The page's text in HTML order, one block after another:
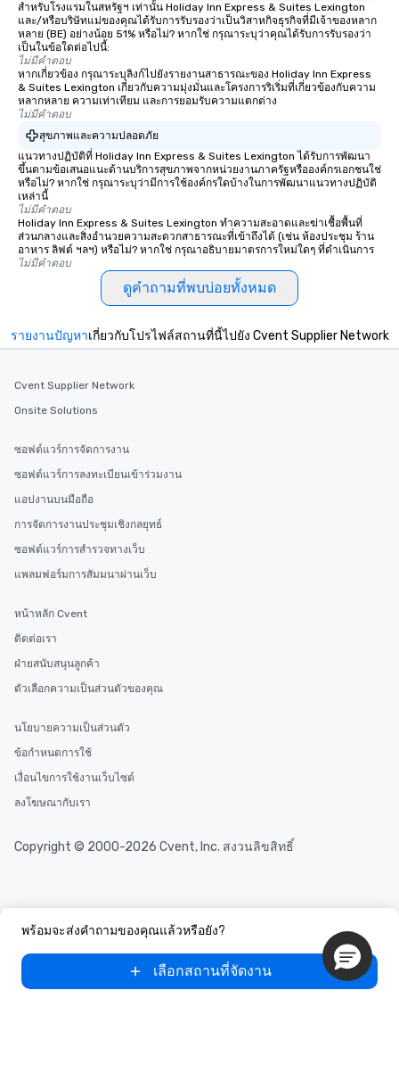
สำหรับโรงแรมในสหรัฐฯ เท่านั้น Holiday Inn Express & Suites Lexington
และ/หรือบริษัทแม่ของคุณได้รับการรับรองว่าเป็นวิสาหกิจธุรกิจที่มีเจ้าของหลาก
หลาย (BE) อย่างน้อย 51% หรือไม่? หากใช่ กรุณาระบุว่าคุณได้รับการรับรองว่า
เป็นในข้อใดต่อไปนี้:
ไม่มีคำตอบ
หากเกี่ยวข้อง กรุณาระบุลิงก์ไปยังรายงานสาธารณะของ Holiday Inn Express
& Suites Lexington เกี่ยวกับความมุ่งมั่นและโครงการริเริ่มที่เกี่ยวข้องกับความ
หลากหลาย ความเท่าเทียม และการยอมรับความแตกต่าง
ไม่มีคำตอบ
สุขภาพและความปลอดภัย
แนวทางปฏิบัติที่ Holiday Inn Express & Suites Lexington ได้รับการพัฒนา
ขึ้นตามข้อเสนอแนะด้านบริการสุขภาพจากหน่วยงานภาครัฐหรือองค์กรเอกชนใช่
หรือไม่? หากใช่ กรุณาระบุว่ามีการใช้องค์กรใดบ้างในการพัฒนาแนวทางปฏิบัติ
เหล่านี้
ไม่มีคำตอบ
Holiday Inn Express & Suites Lexington ทำความสะอาดและฆ่าเชื้อพื้นที่
ส่วนกลางและสิ่งอำนวยความสะดวกสาธารณะที่เข้าถึงได้ (เช่น ห้องประชุม ร้าน
อาหาร ลิฟต์ ฯลฯ) หรือไม่? หากใช่ กรุณาอธิบายมาตรการใหม่ใดๆ ที่ดำเนินการ
ไม่มีคำตอบ
ดูคำถามที่พบบ่อยทั้งหมด
พร้อมจะส่งคำถามของคุณแล้วหรือยัง?
เลือกสถานที่จัดงาน
รายงานปัญหาเกี่ยวกับโปรไฟล์สถานที่นี้ไปยัง Cvent Supplier Network
Cvent Supplier Network
Onsite Solutions
ซอฟต์แวร์การจัดการงาน
ซอฟต์แวร์การลงทะเบียนเข้าร่วมงาน
แอปงานบนมือถือ
การจัดการงานประชุมเชิงกลยุทธ์
ซอฟต์แวร์การสำรวจทางเว็บ
แพลมฟอร์มการสัมมนาผ่านเว็บ
หน้าหลัก Cvent
ติดต่อเรา
ฝ่ายสนับสนุนลูกค้า
ตัวเลือกความเป็นส่วนตัวของคุณ
นโยบายความเป็นส่วนตัว
ข้อกำหนดการใช้
เงื่อนไขการใช้งานเว็บไซต์
ลงโฆษณากับเรา
Copyright © 2000-2026 Cvent, Inc. สงวนลิขสิทธิ์